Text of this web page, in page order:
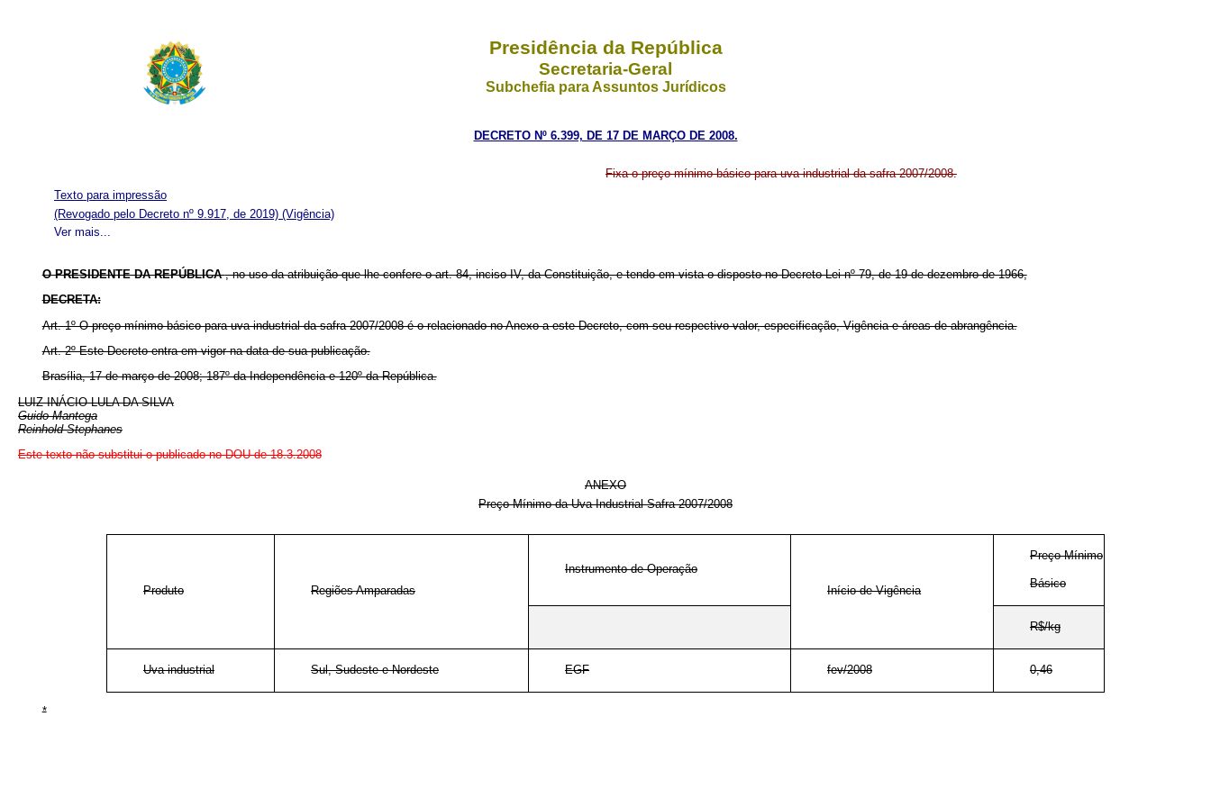
Presidência da República
Secretaria-Geral
Subchefia para Assuntos Jurídicos
DECRETO Nº 6.399, DE 17 DE MARÇO DE 2008.
Fixa o preço mínimo básico para uva industrial da safra 2007/2008.
Texto para impressão
Ver mais...
(Revogado pelo Decreto nº 9.917, de 2019) (Vigência)
O PRESIDENTE DA REPÚBLICA, no uso da atribuição que lhe confere o art. 84, inciso IV, da Constituição, e tendo em vista o disposto no Decreto-Lei nº 79, de 19 de dezembro de 1966,
DECRETA:
Art. 1º O preço mínimo básico para uva industrial da safra 2007/2008 é o relacionado no Anexo a este Decreto, com seu respectivo valor, especificação, Vigência e áreas de abrangência.
Art. 2º Este Decreto entra em vigor na data de sua publicação.
Brasília, 17 de março de 2008; 187º da Independência e 120ºda República.
LUIZ INÁCIO LULA DA SILVA
Guido Mantega
Reinhold Stephanes
Este texto não substitui o publicado no DOU de 18.3.2008
ANEXO
Preço Mínimo da Uva Industrial Safra 2007/2008
Produto Regiões Amparadas
Instrumento de Operação
Início de Vigência
Preço Mínimo
Básico
R$/kg
Uva industrial Sul, Sudeste e Nordeste EGF fev/2008 0,46
*